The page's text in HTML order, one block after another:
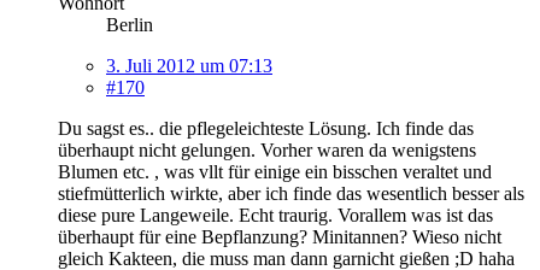
Berlin
3. Juli 2012 um 07:13
#170
Du sagst es.. die pflegeleichteste Lösung. Ich finde das
überhaupt nicht gelungen. Vorher waren da wenigstens
Blumen etc. , was vllt für einige ein bisschen veraltet und
stiefmütterlich wirkte, aber ich finde das wesentlich besser als
diese pure Langeweile. Echt traurig. Vorallem was ist das
überhaupt für eine Bepflanzung? Minitannen? Wieso nicht
gleich Kakteen, die muss man dann garnicht gießen ;D haha